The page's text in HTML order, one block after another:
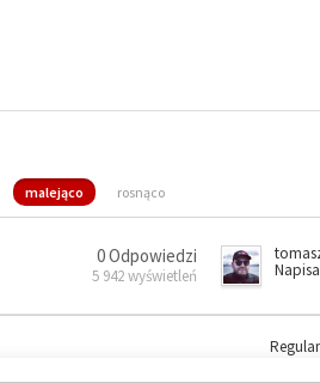
malejąco rosnąco
0 Odpowiedzi
5 942 wyświetleń